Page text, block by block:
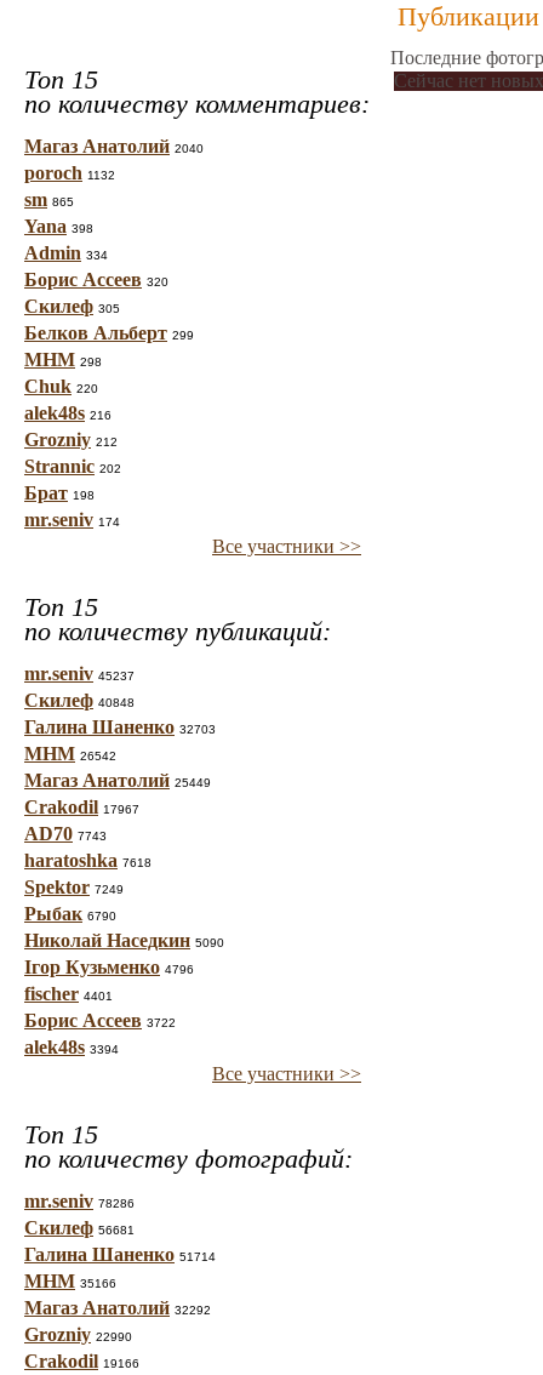
Топ 15
по количеству комментариев:
Магаз Анатолий 2040
poroch 1132
sm 865
Yana 398
Admin 334
Борис Ассеев 320
Скилеф 305
Белков Альберт 299
МНМ 298
Chuk 220
alek48s 216
Grozniy 212
Strannic 202
Брат 198
mr.seniv 174
Все участники >>
Топ 15
по количеству публикаций:
mr.seniv 45237
Скилеф 40848
Галина Шаненко 32703
МНМ 26542
Магаз Анатолий 25449
Crakodil 17967
AD70 7743
haratoshka 7618
Spektor 7249
Рыбак 6790
Николай Наседкин 5090
Ігор Кузьменко 4796
fischer 4401
Борис Ассеев 3722
alek48s 3394
Все участники >>
Топ 15
по количеству фотографий:
mr.seniv 78286
Скилеф 56681
Галина Шаненко 51714
МНМ 35166
Магаз Анатолий 32292
Grozniy 22990
Crakodil 19166
Публикации
Последние
Сейчас нет